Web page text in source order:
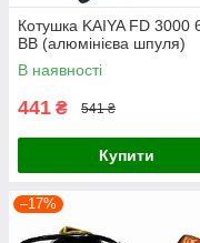
Котушка KAIYA FD 3000
BB (алюмінієва шпуля)
В наявності
441 ₴ 541 ₴
Купити
–17%